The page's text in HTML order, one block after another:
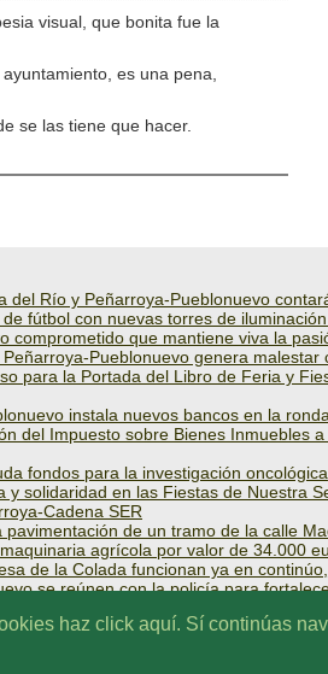
haz click aquí. Sí continúas
visual, que bonita fue la
es una pena,
se las tiene que hacer.
del Río y Peñarroya-Pueblonuevo
fútbol con nuevas torres de
comprometido que mantiene viva la
Pueblonuevo genera malestar
para la Portada del Libro de Feria y
instala nuevos bancos en la
del Impuesto sobre Bienes Inmuebles
fondos para la investigación oncológica
y solidaridad en las Fiestas de Nuestra
Cadena SER
de un tramo de la calle
agrícola por valor de 34.000
de la Colada funcionan ya en
se reúnen con la policía para